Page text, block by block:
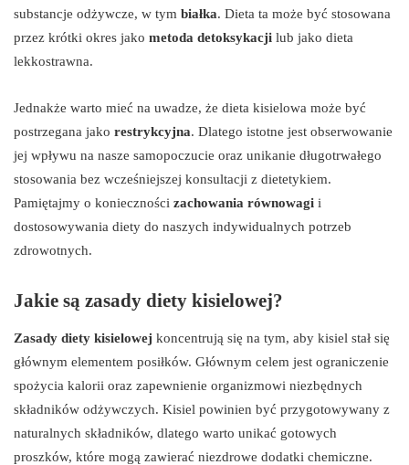
substancje odżywcze, w tym białka. Dieta ta może być stosowana
przez krótki okres jako metoda detoksykacji lub jako dieta
lekkostrawna.
Jednakże warto mieć na uwadze, że dieta kisielowa może być
postrzegana jako restrykcyjna. Dlatego istotne jest obserwowanie
jej wpływu na nasze samopoczucie oraz unikanie długotrwałego
stosowania bez wcześniejszej konsultacji z dietetykiem.
Pamiętajmy o konieczności zachowania równowagi i
dostosowywania diety do naszych indywidualnych potrzeb
zdrowotnych.
Jakie są zasady diety kisielowej?
Zasady diety kisielowej koncentrują się na tym, aby kisiel stał się
głównym elementem posiłków. Głównym celem jest ograniczenie
spożycia kalorii oraz zapewnienie organizmowi niezbędnych
składników odżywczych. Kisiel powinien być przygotowywany z
naturalnych składników, dlatego warto unikać gotowych
proszków, które mogą zawierać niezdrowe dodatki chemiczne.